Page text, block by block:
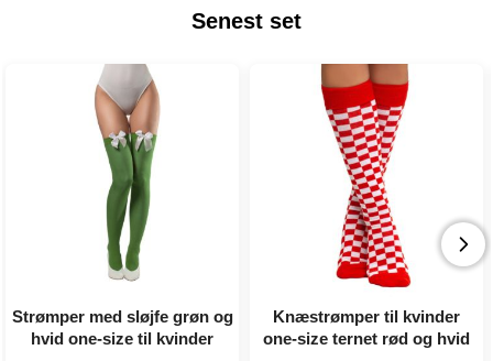
Senest set
Strømper med sløjfe grøn og
hvid one-size til kvinder
Knæstrømper til kvinder
one-size ternet rød og hvid